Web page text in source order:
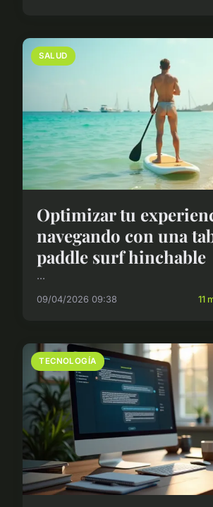
SALUD
Optimizar tu
navegando con una
paddle surf hinchable
...
09/04/2026 09:38 11
TECNOLOGÍA